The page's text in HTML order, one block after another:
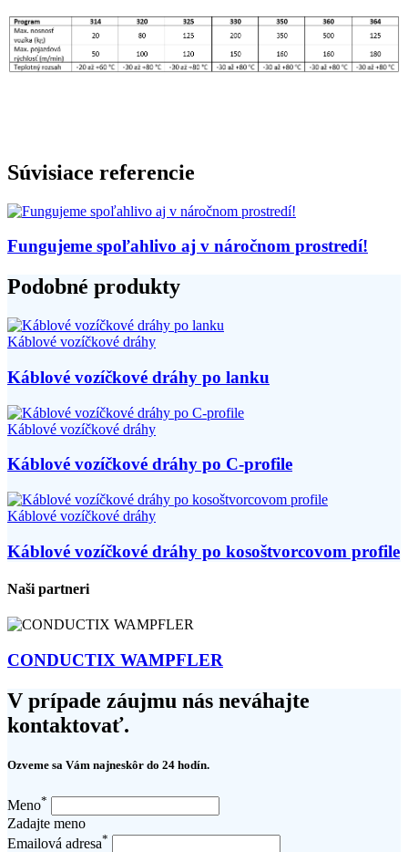
Súvisiace referencie
Fungujeme spoľahlivo aj v náročnom prostredí!
Podobné produkty
Káblové vozíčkové dráhy
Káblové vozíčkové dráhy po lanku
Káblové vozíčkové dráhy
Káblové vozíčkové dráhy po C-profile
Káblové vozíčkové dráhy
Káblové vozíčkové dráhy po kosoštvorcovom profile
Naši partneri
CONDUCTIX WAMPFLER
V prípade záujmu nás neváhajte
kontaktovať.
Ozveme sa Vám najneskôr do 24 hodín.
Meno*
Zadajte meno
Emailová adresa*